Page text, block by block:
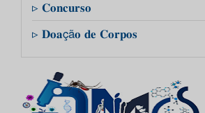
▹ 𝐂𝐨𝐧𝐜𝐮𝐫𝐬𝐨
▹ 𝐃𝐨𝐚çã𝐨 𝐝𝐞 𝐂𝐨𝐫𝐩𝐨𝐬